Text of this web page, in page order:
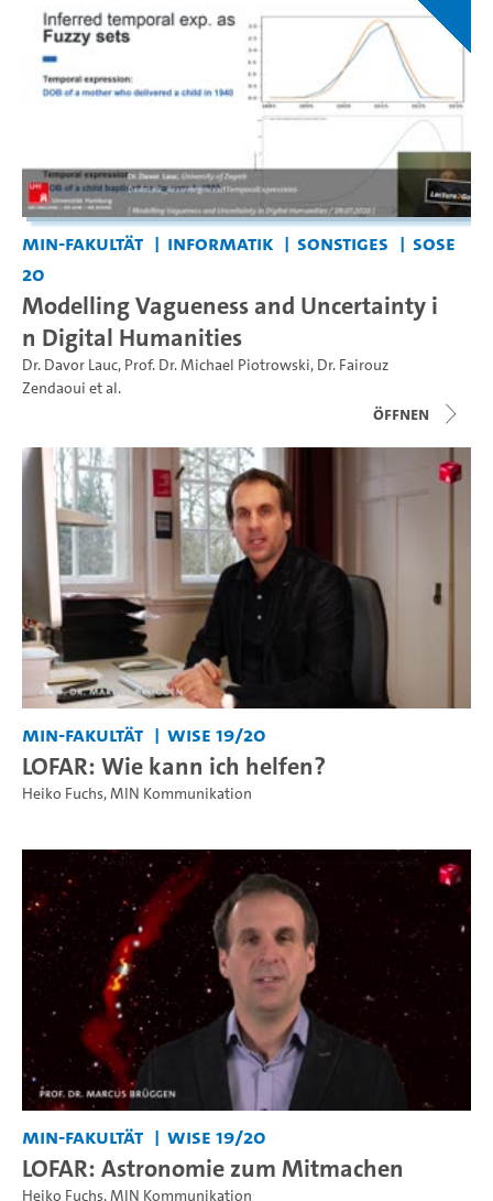
MIN-Fakultät Informatik Sonstiges
SoSe
20
Modelling Vagueness and Uncertainty i
n Digital Humanities
Dr. Davor Lauc, Prof. Dr. Michael Piotrowski, Dr. Fairouz
Zendaoui et al.
Öffnen
MIN-Fakultät WiSe 19/20
LOFAR: Wie kann ich helfen?
Heiko Fuchs,MIN Kommunikation
MIN-Fakultät WiSe 19/20
LOFAR: Astronomie zum Mitmachen
Heiko Fuchs,MIN Kommunikation